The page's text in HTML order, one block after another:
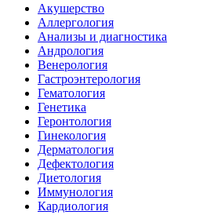
Акушерство
Аллергология
Анализы и диагностика
Андрология
Венерология
Гастроэнтерология
Гематология
Генетика
Геронтология
Гинекология
Дерматология
Дефектология
Диетология
Иммунология
Кардиология